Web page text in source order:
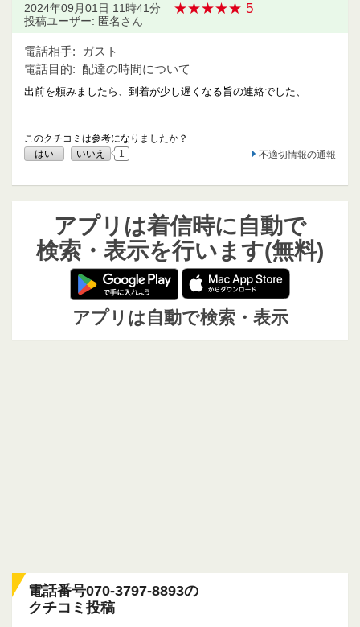
2024年09月01日 11時41分 ★★★★★ 5
投稿ユーザー: 匿名さん
電話相手:
ガスト
電話目的: 配達の時間について
出前を頼みましたら、到着が少し遅くなる旨の連絡でした、
このクチコミは参考になりましたか？
はい
いいえ 1 不適切情報の通報
アプリは着信時に自動で
検索・表示を行います(無料)
アプリは自動で検索・表示
電話番号070-3797-8893の
クチコミ投稿